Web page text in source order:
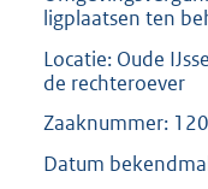
ligplaatsen ten
Locatie: Oude
de rechteroever
Zaaknummer:
Datum